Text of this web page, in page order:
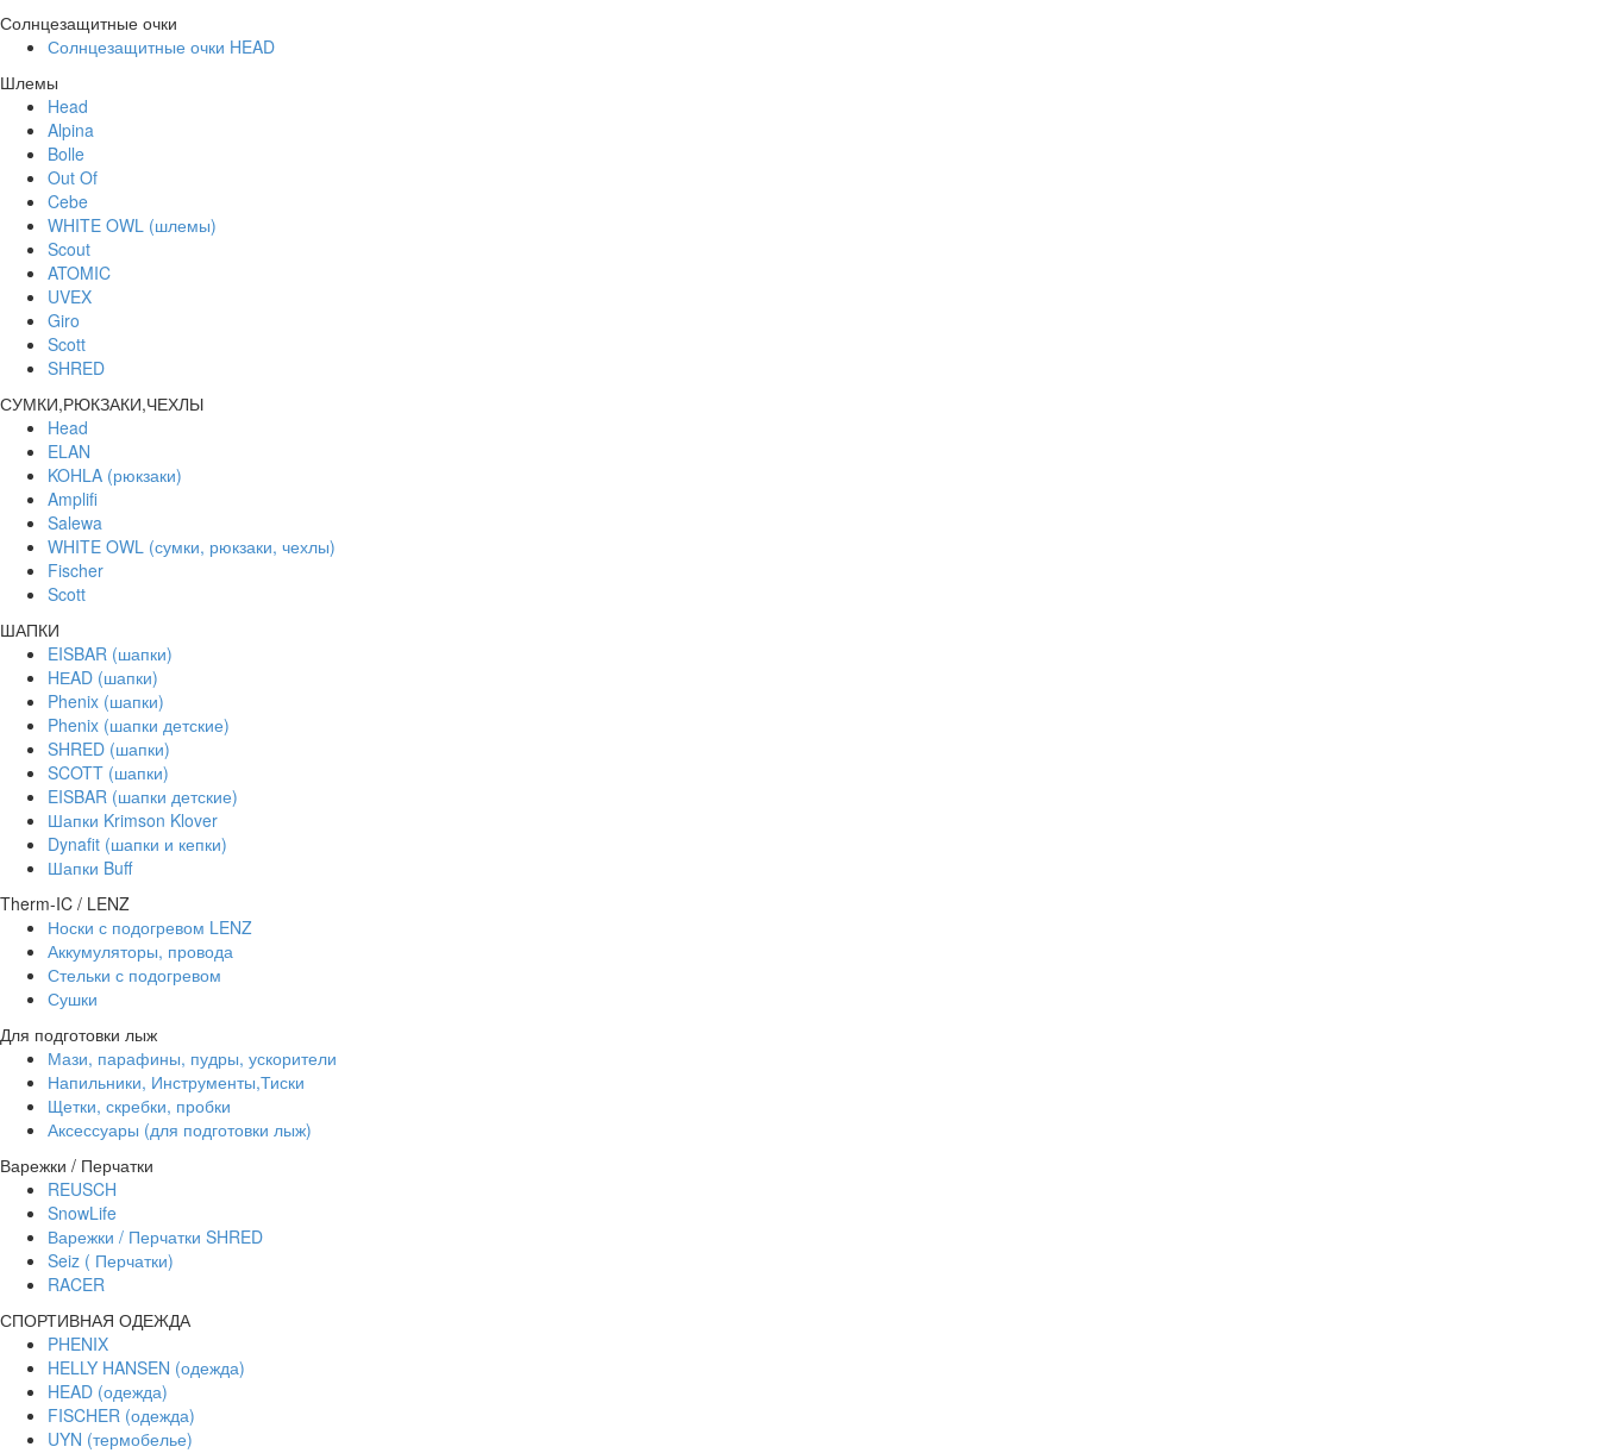
Солнцезащитные очки
Солнцезащитные очки HEAD
Шлемы
Head
Alpina
Bolle
Out Of
Cebe
WHITE OWL (шлемы)
Scout
ATOMIC
UVEX
Giro
Scott
SHRED
СУМКИ,РЮКЗАКИ,ЧЕХЛЫ
Head
ELAN
KOHLA (рюкзаки)
Amplifi
Salewa
WHITE OWL (сумки, рюкзаки, чехлы)
Fischer
Scott
ШАПКИ
EISBAR (шапки)
HЕAD (шапки)
Phenix (шапки)
Phenix (шапки детские)
SHRED (шапки)
SCOTT (шапки)
EISBAR (шапки детские)
Шапки Krimson Klover
Dynafit (шапки и кепки)
Шапки Buff
Therm-IC / LENZ
Носки с подогревом LENZ
Аккумуляторы, провода
Стельки с подогревом
Сушки
Для подготовки лыж
Мази, парафины, пудры, ускорители
Напильники, Инструменты,Тиски
Щетки, скребки, пробки
Аксессуары (для подготовки лыж)
Варежки / Перчатки
REUSCH
SnowLife
Варежки / Перчатки SHRED
Seiz ( Перчатки)
RACER
СПОРТИВНАЯ ОДЕЖДА
PHENIX
HELLY HANSEN (одежда)
HEAD (одежда)
FISCHER (одежда)
UYN (термобелье)